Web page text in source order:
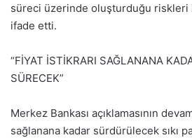
süreci üzerinde oluşturduğu
ifade etti.
“FİYAT İSTİKRARI SAĞLANANA
SÜRECEK”
Merkez Bankası açıklamasının
sağlanana kadar sürdürülecek sıkı